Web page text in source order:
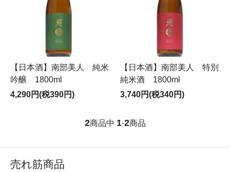
【日本酒】南部美人 純米
吟醸 1800ml
4,290円(税390円)
【日本酒】南部美人 特別
純米酒 1800ml
3,740円(税340円)
2商品中 1-2商品
売れ筋商品